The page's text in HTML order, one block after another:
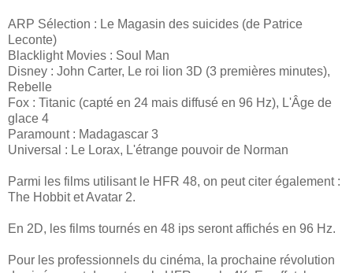
ARP Sélection : Le Magasin des suicides (de Patrice
Leconte)
Blacklight Movies : Soul Man
Disney : John Carter, Le roi lion 3D (3 premières minutes),
Rebelle
Fox : Titanic (capté en 24 mais diffusé en 96 Hz), L'Âge de
glace 4
Paramount : Madagascar 3
Universal : Le Lorax, L'étrange pouvoir de Norman
Parmi les films utilisant le HFR 48, on peut citer également :
The Hobbit et Avatar 2.
En 2D, les films tournés en 48 ips seront affichés en 96 Hz.
Pour les professionnels du cinéma, la prochaine révolution